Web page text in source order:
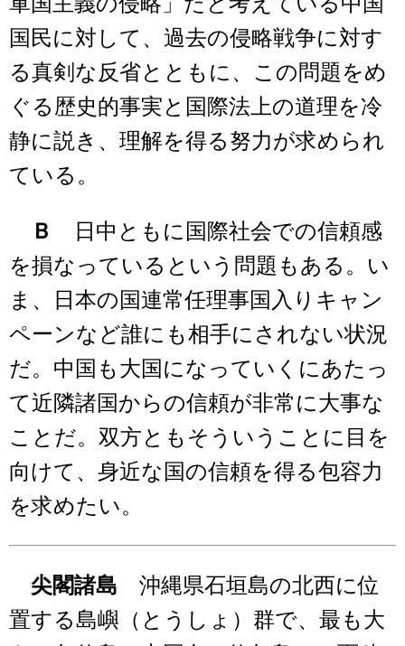
国民に対して、過去の侵略戦争に対す
る真剣な反省とともに、この問題をめ
ぐる歴史的事実と国際法上の道理を冷
静に説き、理解を得る努力が求められ
ている。
Ｂ
日中ともに国際社会での信頼感
を損なっているという問題もある。い
ま、日本の国連常任理事国入りキャン
ペーンなど誰にも相手にされない状況
だ。中国も大国になっていくにあたっ
て近隣諸国からの信頼が非常に大事な
ことだ。双方ともそういうことに目を
向けて、身近な国の信頼を得る包容力
を求めたい。
尖閣諸島 沖縄県石垣島の北西に位
置する島嶼（とうしょ）群で、最も大